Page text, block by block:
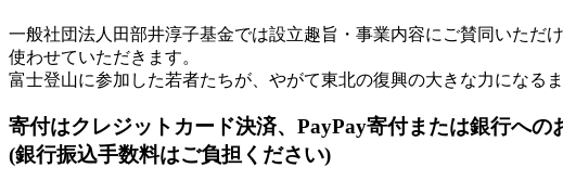
一般社団法人田部井淳子基金では設立趣旨・事業内容にご賛同いただ
使わせていただきます。
富士登山に参加した若者たちが、やがて東北の復興の大きな力になる
寄付はクレジットカード決済、PayPay寄付または銀行への
(銀行振込手数料はご負担ください)